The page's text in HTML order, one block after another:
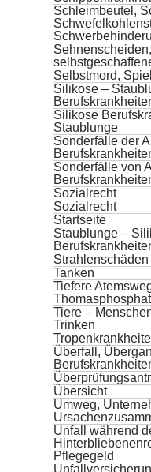
Schleimbeutel,
Selbstmord,
Silikose –
Silikose
Staublunge
Sonderfälle der
Sonderfälle von
Sozialrecht
Sozialrecht
Startseite
Staublunge –
Tanken
Tiefere
Thomasphosphat
Tiere –
Trinken
Überfall,
Übersicht
Umweg,
Unfall während
Pflegegeld